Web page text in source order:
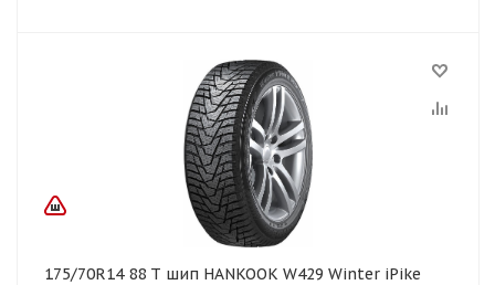
175/70R14 88 T шип HANKOOK W429 Winter iPike